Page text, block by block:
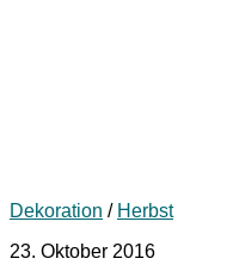
Dekoration / Herbst
23. Oktober 2016